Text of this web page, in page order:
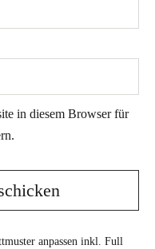
in diesem Browser für
anpassen inkl. Full